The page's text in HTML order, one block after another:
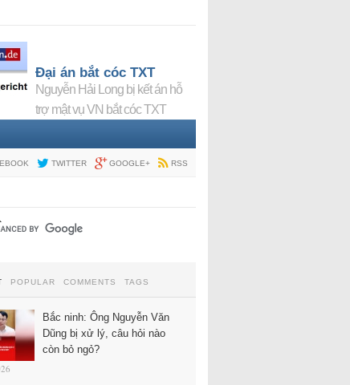
Đại án bắt cóc TXT
Nguyễn Hải Long bị kết án hỗ
trợ mật vụ VN bắt cóc TXT
TWITTER GOOGLE+ RSS
POPULAR COMMENTS TAGS
Bắc ninh: Ông Nguyễn Văn
Dũng bị xử lý, câu hỏi nào
còn bỏ ngỏ?